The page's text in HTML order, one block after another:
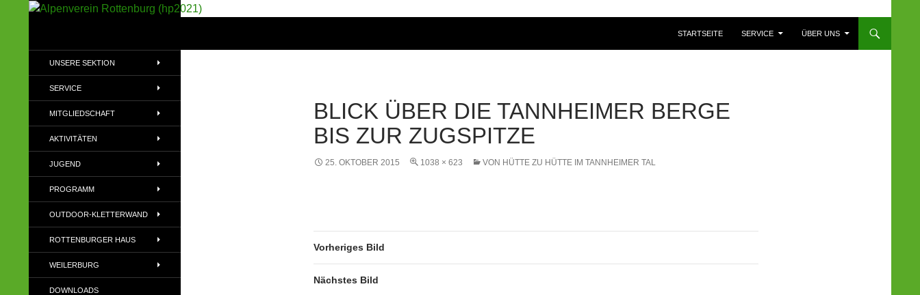
STARTSEITE
SERVICE ÜBER UNS
BLICK ÜBER DIE TANNHEIMER BERGE
BIS ZUR ZUGSPITZE
25. OKTOBER 2015 1038 × 623 VON HÜTTE ZU HÜTTE IM TANNHEIMER TAL
Vorheriges Bild
Nächstes Bild
(DAV)
UNSERE SEKTION
SERVICE
MITGLIEDSCHAFT
AKTIVITÄTEN
JUGEND
PROGRAMM
OUTDOOR-KLETTERWAND
ROTTENBURGER HAUS
WEILERBURG
DOWNLOADS